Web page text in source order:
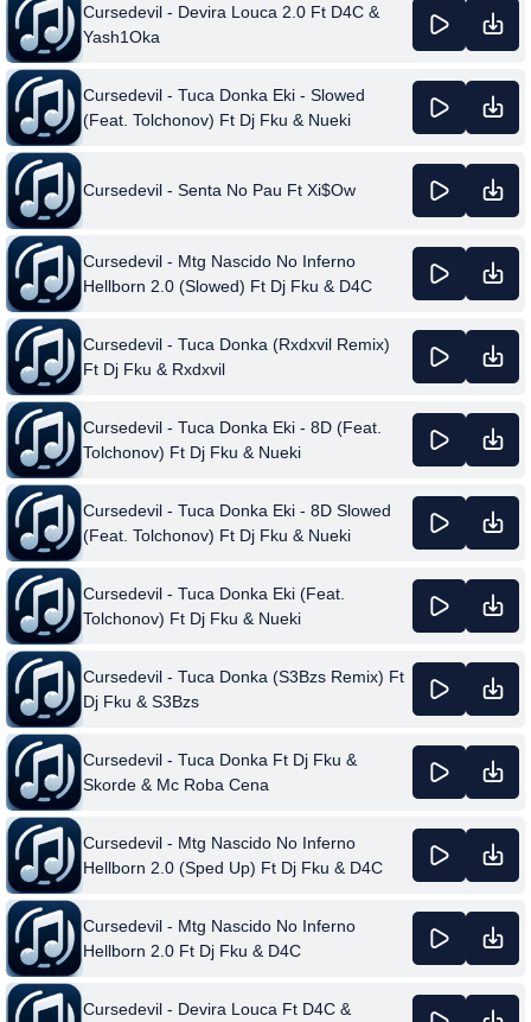
Cursedevil - Devira Louca 2.0 Ft D4C &
Yash1Oka
Cursedevil - Tuca Donka Eki - Slowed
(Feat. Tolchonov) Ft Dj Fku & Nueki
Cursedevil - Senta No Pau Ft Xi$Ow
Cursedevil - Mtg Nascido No Inferno
Hellborn 2.0 (Slowed) Ft Dj Fku & D4C
Cursedevil - Tuca Donka (Rxdxvil Remix)
Ft Dj Fku & Rxdxvil
Cursedevil - Tuca Donka Eki - 8D (Feat.
Tolchonov) Ft Dj Fku & Nueki
Cursedevil - Tuca Donka Eki - 8D Slowed
(Feat. Tolchonov) Ft Dj Fku & Nueki
Cursedevil - Tuca Donka Eki (Feat.
Tolchonov) Ft Dj Fku & Nueki
Cursedevil - Tuca Donka (S3Bzs Remix) Ft
Dj Fku & S3Bzs
Cursedevil - Tuca Donka Ft Dj Fku &
Skorde & Mc Roba Cena
Cursedevil - Mtg Nascido No Inferno
Hellborn 2.0 (Sped Up) Ft Dj Fku & D4C
Cursedevil - Mtg Nascido No Inferno
Hellborn 2.0 Ft Dj Fku & D4C
Cursedevil - Devira Louca Ft D4C &